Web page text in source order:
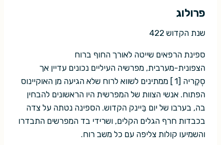
פרולוג
שנת הקדוש 422
ספינת הרפאים שייטה לאורך החוף ברוח
הצפונית-מערבית, מפרשיה העיליים נכונים עדיין אך
סְקַריה [1 ] ממתינים לשווא לרוח שלא הגיעה מן האוקיינוס
הפתוח. אנשי הצוות של המפרשית היו הראשונים להבחין
בה, בערבו של יום בֵּיינק הקדוש. הספינה נטתה על צדה
בכבדות חרף הגלים הקלים, ושרידי בד המפרשים התבדרו
והשמיעו קולות צליפה עם כל משב רוח.